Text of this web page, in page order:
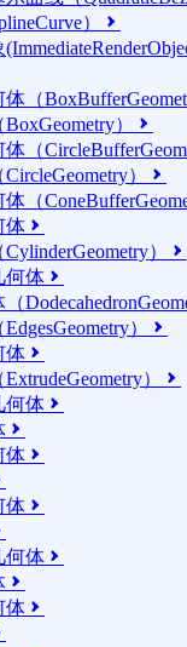
） 
（
） 
（
） 
（
体 
） 
何体 
） 
体 
） 
何体 

体 
体 
何体 

体 